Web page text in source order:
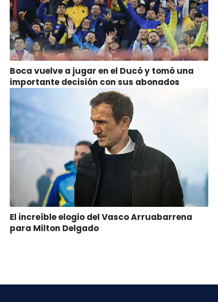
Boca vuelve a jugar en el Ducó y tomó una
importante decisión con sus abonados
El increíble elogio del Vasco Arruabarrena
para Milton Delgado